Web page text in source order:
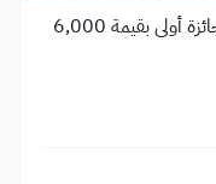
مسابقة Peter Porter للشعر 2027 بجائزة أولى بقيمة 6,000